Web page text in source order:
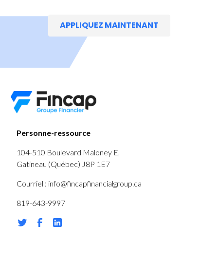
APPLIQUEZ MAINTENANT
Personne-ressource
104-510 Boulevard Maloney E,
Gatineau (Québec) J8P 1E7
Courriel : info@fincapfinancialgroup.ca
819-643-9997